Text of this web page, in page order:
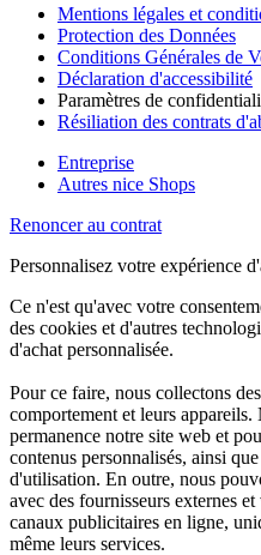
Mentions légales et
Protection des Données
Conditions Générales de
Déclaration d'accessibilité
Paramètres de
Résiliation des contrats
Entreprise
Autres nice Shops
Renoncer au contrat
Personnalisez votre expérience
Ce n'est qu'avec votre
des cookies et d'autres
d'achat personnalisée.
Pour ce faire, nous collectons
comportement et leurs
permanence notre site web et
contenus personnalisés, ainsi
d'utilisation. En outre, nous
avec des fournisseurs externes
canaux publicitaires en ligne,
même leurs services.